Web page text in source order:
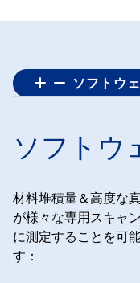
ソフトウ
ソフトウ
材料堆積量＆高度な
が様々な専用スキャ
に測定することを可
す：